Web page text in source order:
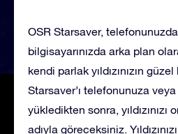
OSR Starsaver,
bilgisayarınızda arka plan
kendi parlak yıldızınızın
Starsaver’ı telefonunuza veya
yükledikten sonra, yıldızınızı
adıyla göreceksiniz.